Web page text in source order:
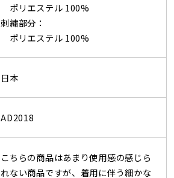
ポリエステル 100%
刺繍部分：
ポリエステル 100%
日本
AD2018
こちらの商品はあまり使用感の感じら
れない商品ですが、着用に伴う細かな